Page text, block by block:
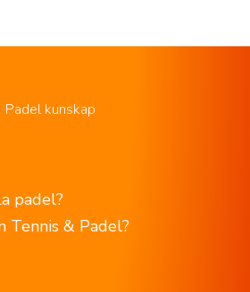
Padel kunskap
padel?
Tennis & Padel?